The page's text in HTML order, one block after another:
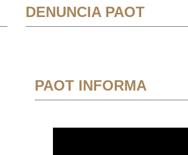
DENUNCIA PAOT
PAOT INFORMA